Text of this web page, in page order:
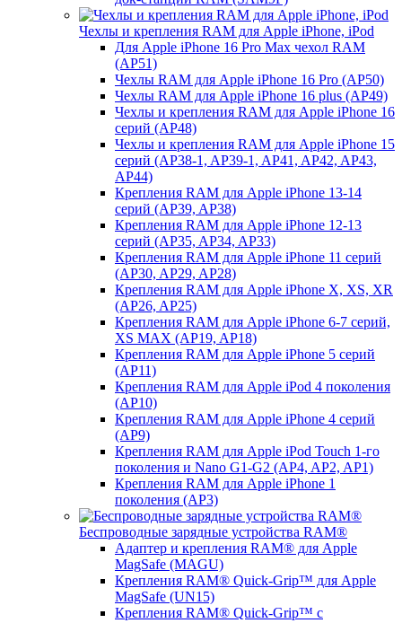
Чехлы и крепления RAM для Apple iPhone, iPod
Для Apple iPhone 16 Pro Max чехол RAM
(AP51)
Чехлы RAM для Apple iPhone 16 Pro (AP50)
Чехлы RAM для Apple iPhone 16 plus (AP49)
Чехлы и крепления RAM для Apple iPhone 16
серий (AP48)
Чехлы и крепления RAM для Apple iPhone 15
серий (AP38-1, AP39-1, AP41, AP42, AP43,
AP44)
Крепления RAM для Apple iPhone 13-14
серий (AP39, AP38)
Крепления RAM для Apple iPhone 12-13
серий (AP35, AP34, AP33)
Крепления RAM для Apple iPhone 11 серий
(AP30, AP29, AP28)
Крепления RAM для Apple iPhone X, XS, XR
(AP26, AP25)
Крепления RAM для Apple iPhone 6-7 серий,
XS MAX (AP19, AP18)
Крепления RAM для Apple iPhone 5 серий
(AP11)
Крепления RAM для Apple iPod 4 поколения
(AP10)
Крепления RAM для Apple iPhone 4 серий
(AP9)
Крепления RAM для Apple iPod Touch 1-го
поколения и Nano G1-G2 (AP4, AP2, AP1)
Крепления RAM для Apple iPhone 1
поколения (AP3)
Беспроводные зарядные устройства RAM®
Адаптер и крепления RAM® для Apple
MagSafe (MAGU)
Крепления RAM® Quick-Grip™ для Apple
MagSafe (UN15)
Крепления RAM® Quick-Grip™ с